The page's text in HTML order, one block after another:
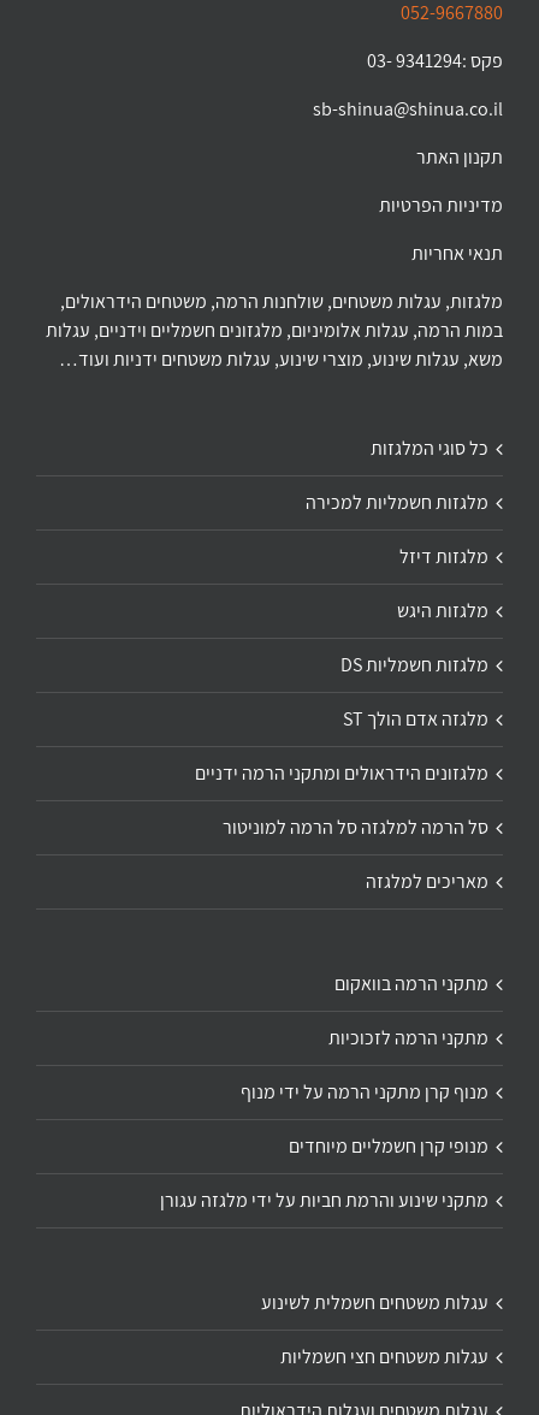
052-9667880
פקס :9341294 -03
sb-shinua@shinua.co.il
תקנון האתר
מדיניות הפרטיות
תנאי אחריות
מלגזות, עגלות משטחים, שולחנות הרמה, משטחים הידראולים,
במות הרמה, עגלות אלומיניום, מלגזונים חשמליים וידניים, עגלות
משא, עגלות שינוע, מוצרי שינוע, עגלות משטחים ידניות ועוד…
כל סוגי המלגזות
מלגזות חשמליות למכירה
מלגזות דיזל
מלגזות היגש
מלגזות חשמליות DS
מלגזה אדם הולך ST
מלגזונים הידראולים ומתקני הרמה ידניים
סל הרמה למלגזה סל הרמה למוניטור
מאריכים למלגזה
מתקני הרמה בוואקום
מתקני הרמה לזכוכיות
מנוף קרן מתקני הרמה על ידי מנוף
מנופי קרן חשמליים מיוחדים
מתקני שינוע והרמת חביות על ידי מלגזה עגורן
עגלות משטחים חשמלית לשינוע
עגלות משטחים חצי חשמליות